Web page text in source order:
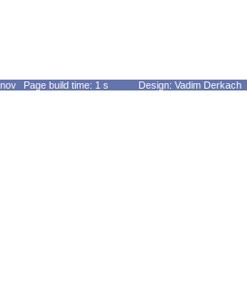
Page build time: 1 s Design: Vadim Derkach